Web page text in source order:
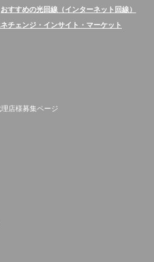
おすすめの光回線（インターネット回線）
チェンジ・インサイト・マーケット
店様募集ページ